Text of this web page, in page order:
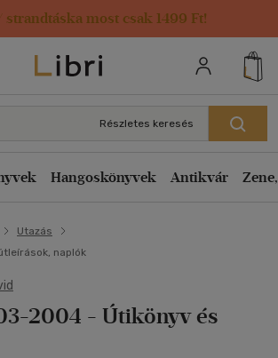
strandtáska most csak 1499 Ft!
Kártya adatai
Részletes keresés
Hangoskönyvek Antikvár
Utazás
naplók
2004 - Útikönyv és